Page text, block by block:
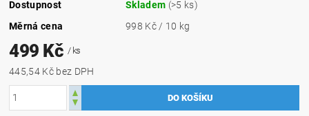
Dostupnost Skladem (>5 ks)
Měrná cena
998 Kč / 10 kg
499 Kč / ks
445,54 Kč bez DPH